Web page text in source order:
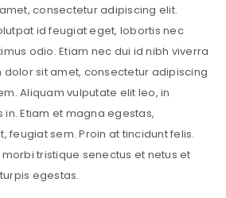
consectetur adipiscing elit.
id feugiat eget, lobortis nec
odio. Etiam nec dui id nibh viverra
dolor sit amet, consectetur adipiscing
Aliquam vulputate elit leo, in
Etiam et magna egestas,
feugiat sem. Proin at tincidunt felis.
tristique senectus et netus et
egestas.